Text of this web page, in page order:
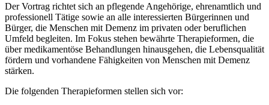
Der Vortrag richtet sich an pflegende Angehörige, ehrenamtlich und
professionell Tätige sowie an alle interessierten Bürgerinnen und
Bürger, die Menschen mit Demenz im privaten oder beruflichen
Umfeld begleiten. Im Fokus stehen bewährte Therapieformen, die
über medikamentöse Behandlungen hinausgehen, die Lebensqualität
fördern und vorhandene Fähigkeiten von Menschen mit Demenz
stärken.
Die folgenden Therapieformen stellen sich vor: